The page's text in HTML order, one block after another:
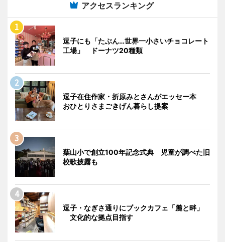
アクセスランキング
逗子にも「たぶん…世界一小さいチョコレート
工場」 ドーナツ20種類
逗子在住作家・折原みとさんがエッセー本
おひとりさまごきげん暮らし提案
葉山小で創立100年記念式典 児童が調べた旧
校歌披露も
逗子・なぎさ通りにブックカフェ「麓と畔」
文化的な拠点目指す